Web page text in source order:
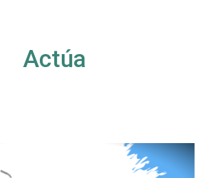
Actúa